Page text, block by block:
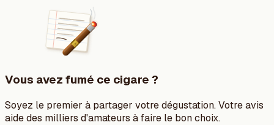
Vous avez fumé ce cigare ?
Soyez le premier à partager votre dégustation. Votre avis
aide des milliers d'amateurs à faire le bon choix.